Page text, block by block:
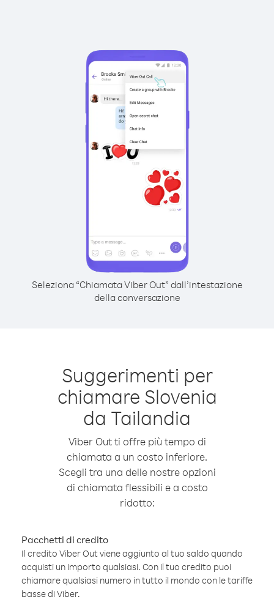
Seleziona “Chiamata Viber Out” dall’intestazione
della conversazione
Suggerimenti per
chiamare Slovenia
da Tailandia
Viber Out ti offre più tempo di
chiamata a un costo inferiore.
Scegli tra una delle nostre opzioni
di chiamata flessibili e a costo
ridotto:
Pacchetti di credito
Il credito Viber Out viene aggiunto al tuo saldo quando
acquisti un importo qualsiasi. Con il tuo credito puoi
chiamare qualsiasi numero in tutto il mondo con le tariffe
basse di Viber.